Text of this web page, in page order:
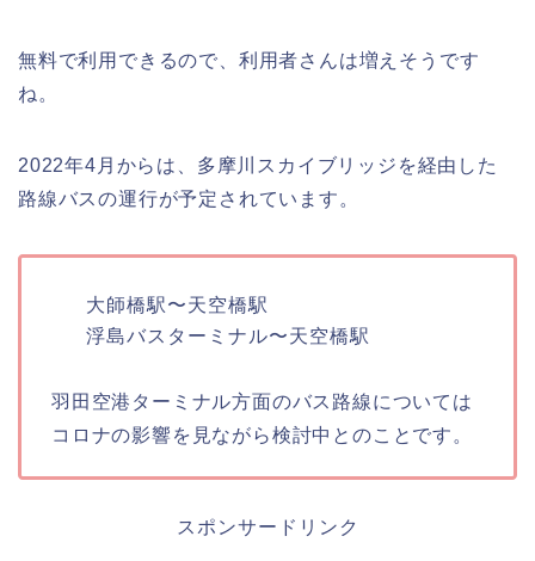
無料で利用できるので、利用者さんは増えそうです
ね。
2022年4月からは、多摩川スカイブリッジを経由した
路線バスの運行が予定されています。
大師橋駅〜天空橋駅
浮島バスターミナル〜天空橋駅
羽田空港ターミナル方面のバス路線については
コロナの影響を見ながら検討中とのことです。
スポンサードリンク